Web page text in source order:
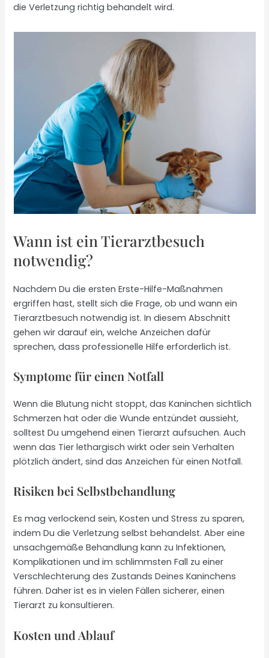
die Verletzung richtig behandelt wird.
Wann ist ein Tierarztbesuch
notwendig?
Nachdem Du die ersten Erste-Hilfe-Maßnahmen
ergriffen hast, stellt sich die Frage, ob und wann ein
Tierarztbesuch notwendig ist. In diesem Abschnitt
gehen wir darauf ein, welche Anzeichen dafür
sprechen, dass professionelle Hilfe erforderlich ist.
Symptome für einen Notfall
Wenn die Blutung nicht stoppt, das Kaninchen sichtlich
Schmerzen hat oder die Wunde entzündet aussieht,
solltest Du umgehend einen Tierarzt aufsuchen. Auch
wenn das Tier lethargisch wirkt oder sein Verhalten
plötzlich ändert, sind das Anzeichen für einen Notfall.
Risiken bei Selbstbehandlung
Es mag verlockend sein, Kosten und Stress zu sparen,
indem Du die Verletzung selbst behandelst. Aber eine
unsachgemäße Behandlung kann zu Infektionen,
Komplikationen und im schlimmsten Fall zu einer
Verschlechterung des Zustands Deines Kaninchens
führen. Daher ist es in vielen Fällen sicherer, einen
Tierarzt zu konsultieren.
Kosten und Ablauf